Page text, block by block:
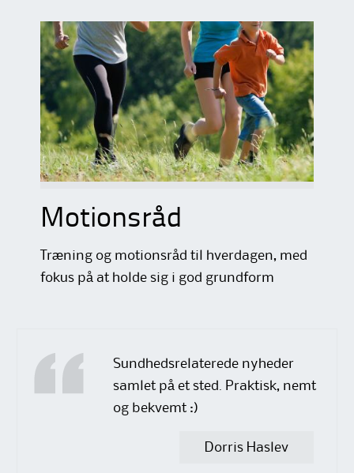
Motionsråd
Træning og motionsråd til hverdagen, med
fokus på at holde sig i god grundform
Sundhedsrelaterede nyheder
samlet på et sted. Praktisk, nemt
og bekvemt :)
Dorris Haslev